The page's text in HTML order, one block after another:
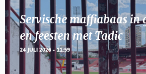
Servische maffiabaas in
en feesten met Tadic
24 JULI 2026 - 11:59